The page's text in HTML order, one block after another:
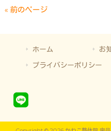
« 前のページ
ホーム
お
プライバシーポリシー